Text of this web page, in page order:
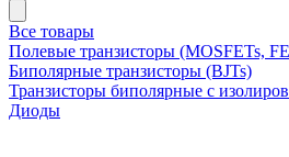
Все товары
Полевые транзисторы (MOSFETs,
Биполярные транзисторы (BJTs)
Транзисторы биполярные с
Диоды